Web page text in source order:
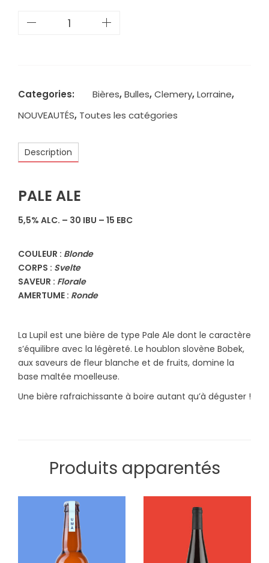
Clemery
-
cl.
Categories: Bières,Bulles,Clemery,Lorraine,
NOUVEAUTÉS, Toutes les catégories
Description
PALE ALE
5,5% ALC. – 30 IBU – 15 EBC
COULEUR : Blonde
CORPS : Svelte
SAVEUR : Florale
AMERTUME : Ronde
La Lupil est une bière de type Pale Ale dont le caractère
s’équilibre avec la légèreté. Le houblon slovène Bobek,
aux saveurs de fleur blanche et de fruits, domine la
base maltée moelleuse.
Une bière rafraichissante à boire autant qu’à déguster !
Produits apparentés